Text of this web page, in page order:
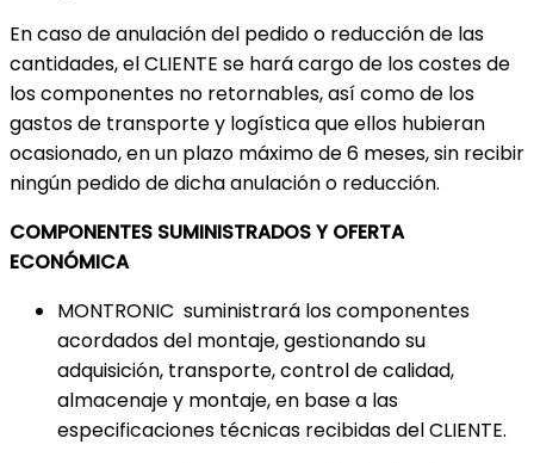
En caso de anulación del pedido o reducción de las
cantidades, el CLIENTE se hará cargo de los costes de
los componentes no retornables, así como de los
gastos de transporte y logística que ellos hubieran
ocasionado, en un plazo máximo de 6 meses, sin recibir
ningún pedido de dicha anulación o reducción.
COMPONENTES SUMINISTRADOS Y OFERTA
ECONÓMICA
MONTRONIC suministrará los componentes
acordados del montaje, gestionando su
adquisición, transporte, control de calidad,
almacenaje y montaje, en base a las
especificaciones técnicas recibidas del CLIENTE.